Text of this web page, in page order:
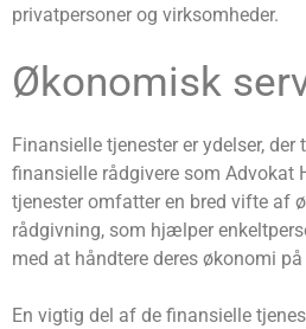
privatpersoner og virksomheder.
Økonomisk
Finansielle tjenester er ydelser,
finansielle rådgivere som Advokat
tjenester omfatter en bred vifte af
rådgivning, som hjælper
med at håndtere deres økonomi
En vigtig del af de finansielle